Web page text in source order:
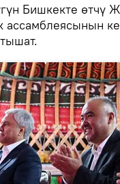
Бишкекте өтчү
ассамблеясынын